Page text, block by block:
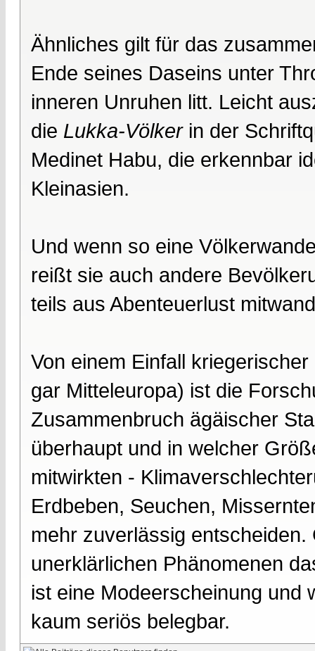
Ähnliches gilt für das
Ende seines Daseins unter
inneren Unruhen litt. Leicht
die Lukka-Völkerin der
Medinet Habu, die erkennbar
Kleinasien.
Und wenn so eine
reißt sie auch andere
teils aus Abenteuerlust
Von einem Einfall
gar Mitteleuropa) ist die
Zusammenbruch ägäischer
überhaupt und in welcher
mitwirkten -
Erdbeben, Seuchen,
mehr zuverlässig
unerklärlichen Phänomenen
ist eine Modeerscheinung und
kaum seriös belegbar.